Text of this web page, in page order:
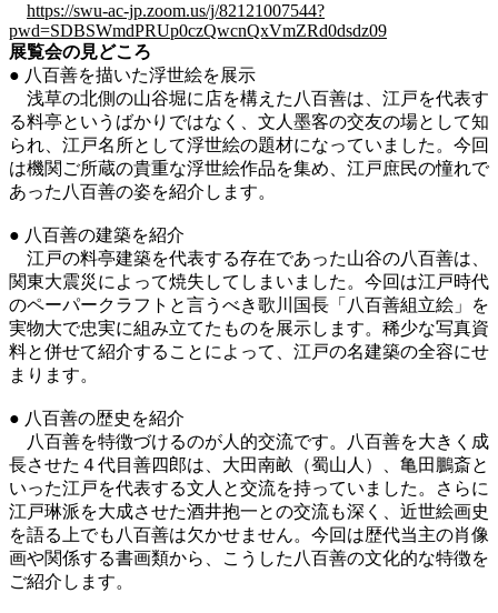
https://swu-ac-jp.zoom.us/j/82121007544?
pwd=SDBSWmdPRUp0czQwcnQxVmZRd0dsdz09
展覧会の見どころ
● 八百善を描いた浮世絵を展示
浅草の北側の山谷堀に店を構えた八百善は、江戸を代表す
る料亭というばかりではなく、文人墨客の交友の場として知
られ、江戸名所として浮世絵の題材になっていました。今回
は機関ご所蔵の貴重な浮世絵作品を集め、江戸庶民の憧れで
あった八百善の姿を紹介します。
● 八百善の建築を紹介
江戸の料亭建築を代表する存在であった山谷の八百善は、
関東大震災によって焼失してしまいました。今回は江戸時代
のペーパークラフトと言うべき歌川国長「八百善組立絵」を
実物大で忠実に組み立てたものを展示します。稀少な写真資
料と併せて紹介することによって、江戸の名建築の全容にせ
まります。
● 八百善の歴史を紹介
八百善を特徴づけるのが人的交流です。八百善を大きく成
長させた４代目善四郎は、大田南畝（蜀山人）、亀田鵬斎と
いった江戸を代表する文人と交流を持っていました。さらに
江戸琳派を大成させた酒井抱一との交流も深く、近世絵画史
を語る上でも八百善は欠かせません。今回は歴代当主の肖像
画や関係する書画類から、こうした八百善の文化的な特徴を
ご紹介します。